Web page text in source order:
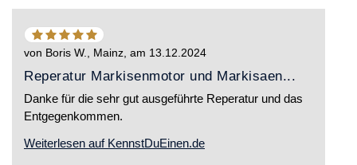
5von
5
Sternen
von Boris W., Mainz, am 13.12.2024
Reperatur Markisenmotor und Markisaen...
Danke für die sehr gut ausgeführte Reperatur und das
Entgegenkommen.
Weiterlesen auf KennstDuEinen.de